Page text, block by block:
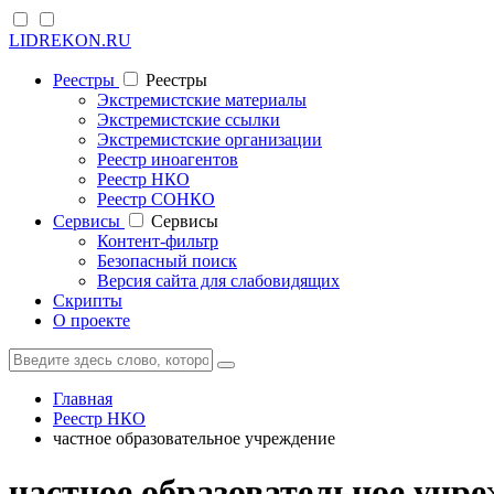
LIDREKON.RU
Реестры
Реестры
Экстремистские материалы
Экстремистские ссылки
Экстремистские организации
Реестр иноагентов
Реестр НКО
Реестр СОНКО
Cервисы
Cервисы
Контент-фильтр
Безопасный поиск
Версия сайта для слабовидящих
Скрипты
О проекте
Главная
Реестр НКО
частное образовательное учреждение